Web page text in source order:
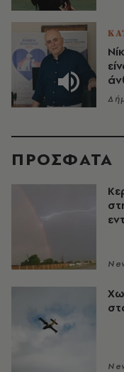
ΠΡΟΣΦΑΤΑ